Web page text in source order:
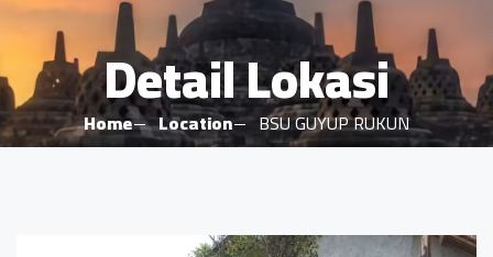
Detail Lokasi
Home Location BSU GUYUP RUKUN